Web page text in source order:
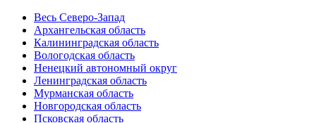
Весь Северо-Запад
Архангельская область
Калининградская область
Вологодская область
Ненецкий автономный округ
Ленинградская область
Мурманская область
Новгородская область
Псковская область